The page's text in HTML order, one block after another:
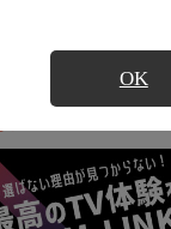
OK
報